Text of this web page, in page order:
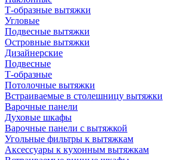
Т-образные вытяжки
Угловые
Подвесные вытяжки
Островные вытяжки
Дизайнерские
Подвесные
Т-образные
Потолочные вытяжки
Встраиваемые в столешницу вытяжки
Варочные панели
Духовые шкафы
Варочные панели с вытяжкой
Угольные фильтры к вытяжкам
Аксессуары к кухонным вытяжкам